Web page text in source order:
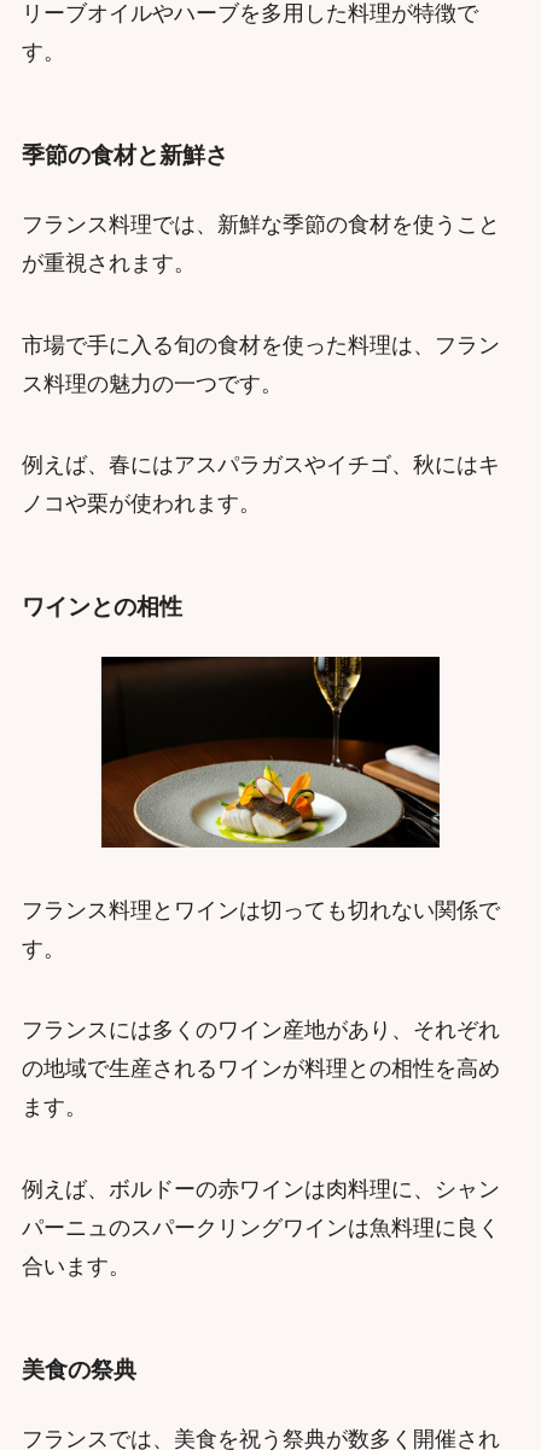
リーブオイルやハーブを多用した料理が特徴で
す。
季節の食材と新鮮さ
フランス料理では、新鮮な季節の食材を使うこと
が重視されます。
市場で手に入る旬の食材を使った料理は、フラン
ス料理の魅力の一つです。
例えば、春にはアスパラガスやイチゴ、秋にはキ
ノコや栗が使われます。
ワインとの相性
フランス料理とワインは切っても切れない関係で
す。
フランスには多くのワイン産地があり、それぞれ
の地域で生産されるワインが料理との相性を高め
ます。
例えば、ボルドーの赤ワインは肉料理に、シャン
パーニュのスパークリングワインは魚料理に良く
合います。
美食の祭典
フランスでは、美食を祝う祭典が数多く開催され